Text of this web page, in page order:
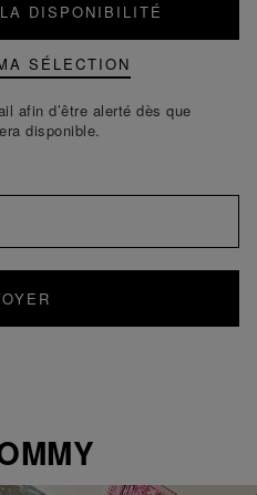
DISPONIBILITÉ
SÉLECTION
afin d’être alerté dès que
disponible.